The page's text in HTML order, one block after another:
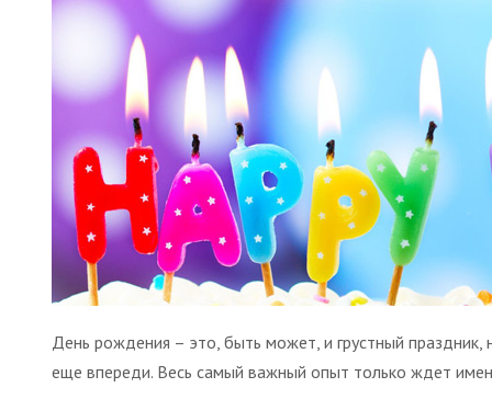
День рождения – это, быть может, и грустный праздник,
еще впереди. Весь самый важный опыт только ждет